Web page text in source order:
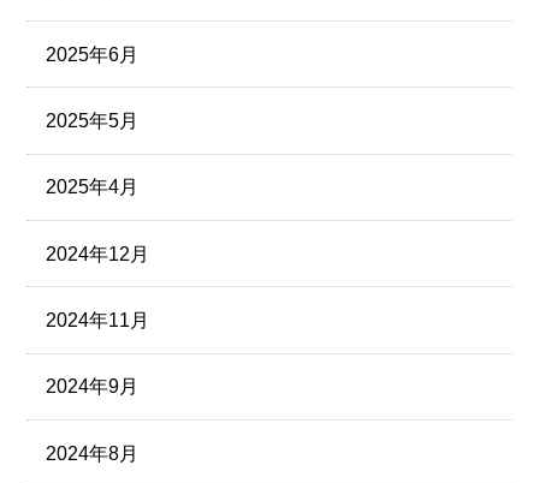
2025年6月
2025年5月
2025年4月
2024年12月
2024年11月
2024年9月
2024年8月